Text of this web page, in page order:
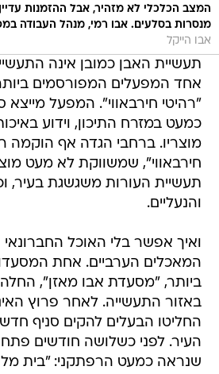
המצב הכלכלי לא מזהיר, אבל ההזמנות עדיין
מנסרות בסלעים. אבו רמי, מנהל העבודה
אבו הייקל
תעשיית האבן כמובן אינה
אחד המפעלים המפורסמים
"רהיטי חירבאווי". המפעל מייצא
כמעט במזרח התיכון, וידוע
מוצריו. ברחבי הגדה אף הוקמה
חירבאווי", שמשווקת לא מעט
תעשיית העורות משגשגת בעיר,
והנעליים.
ואיך אפשר בלי האוכל
המאכלים הערביים. אחת
ביותר, "מסעדת אבו מאזן",
באזור התעשייה. לאחר פרוץ
החליטו הבעלים להקים סניף
העיר. לפני כשלושה חודשים
שנראה כמעט הרפתקני: "בית